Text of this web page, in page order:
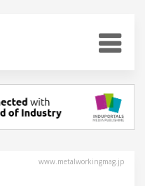
www.metalworkingmag.jp